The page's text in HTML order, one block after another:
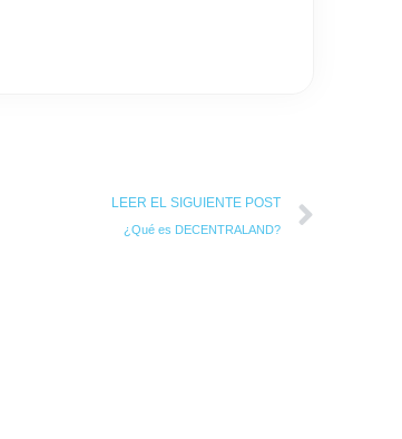
LEER EL SIGUIENTE POST
¿Qué es DECENTRALAND?